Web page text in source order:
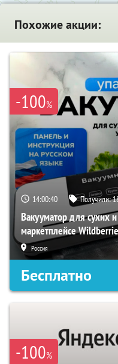
Похожие акции:
-100%
14:00:40 Получили:
Вакууматор для сухих
маркетплейсе
Россия
Бесплатно
-100%